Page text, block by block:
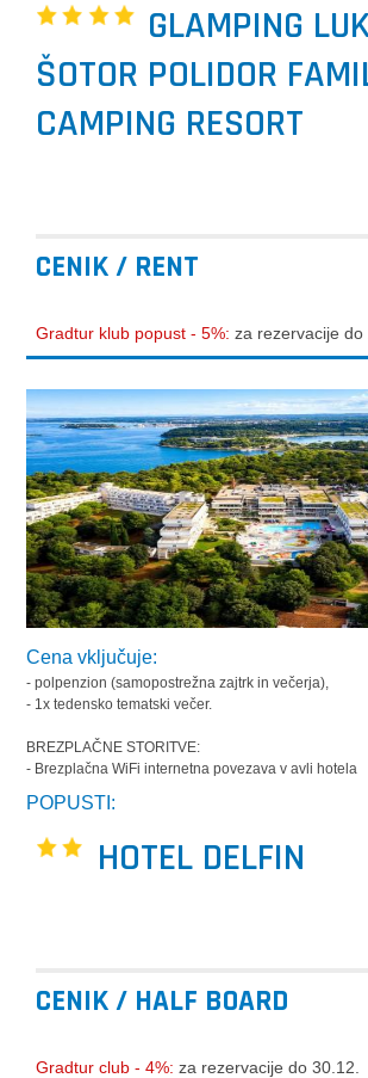
GLAMPING
ŠOTOR POLIDOR
CAMPING RESORT
CENIK / RENT
Gradtur klub popust - 5%:za rezervacije do
Cena vključuje:
- polpenzion (samopostrežna zajtrk in večerja),
- 1x tedensko tematski večer.
BREZPLAČNE STORITVE:
- Brezplačna WiFi internetna povezava v avli hotela
POPUSTI:
HOTEL DELFIN
CENIK / HALF BOARD
Gradtur club - 4%:za rezervacije do 30.12.